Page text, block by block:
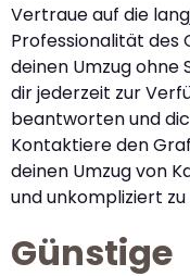
Vertraue auf die
Professionalität des
deinen Umzug ohne
dir jederzeit zur
beantworten und
Kontaktiere den
deinen Umzug von
und unkompliziert
Günstige